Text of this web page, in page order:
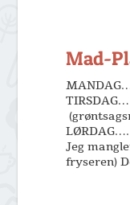
Mad-
Jeg
fryseren)